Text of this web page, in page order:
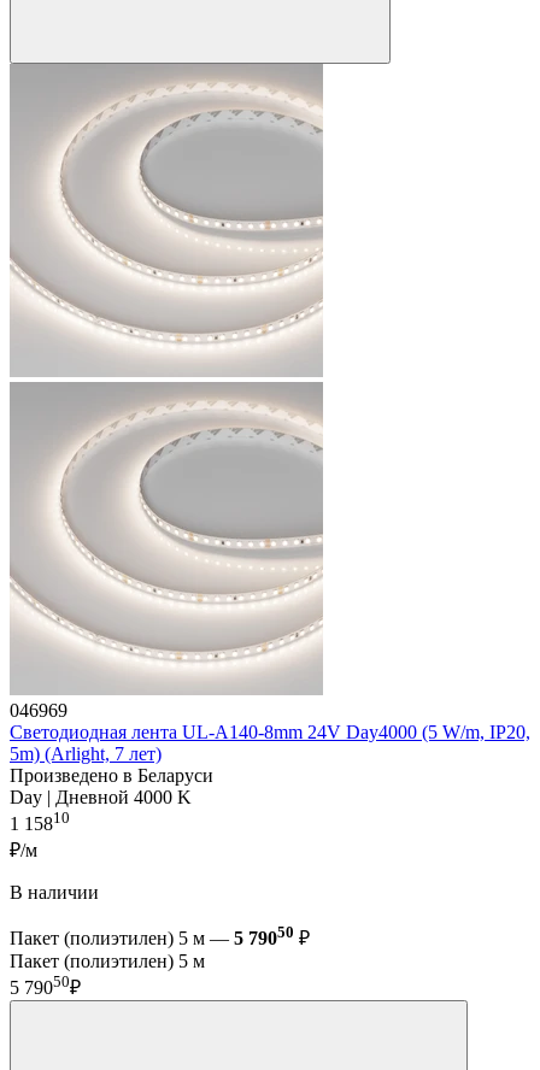
046969
Светодиодная лента UL-A140-8mm 24V Day4000 (5 W/m, IP20,
5m) (Arlight, 7 лет)
Произведено в Беларуси
Day | Дневной 4000 K
1 15810
₽/м
В наличии
Пакет (полиэтилен) 5 м — 5 79050 ₽
Пакет (полиэтилен) 5 м
5 79050₽